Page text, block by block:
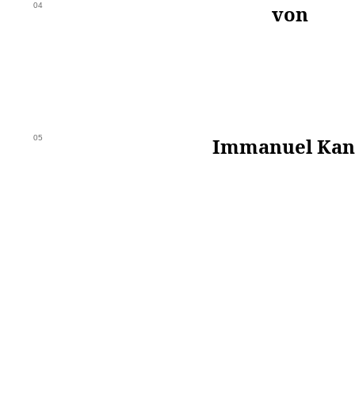
04 von
05 Immanuel